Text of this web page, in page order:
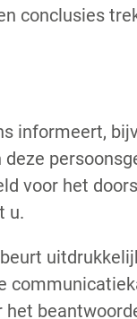
conclusies
informeert,
voor het
u.